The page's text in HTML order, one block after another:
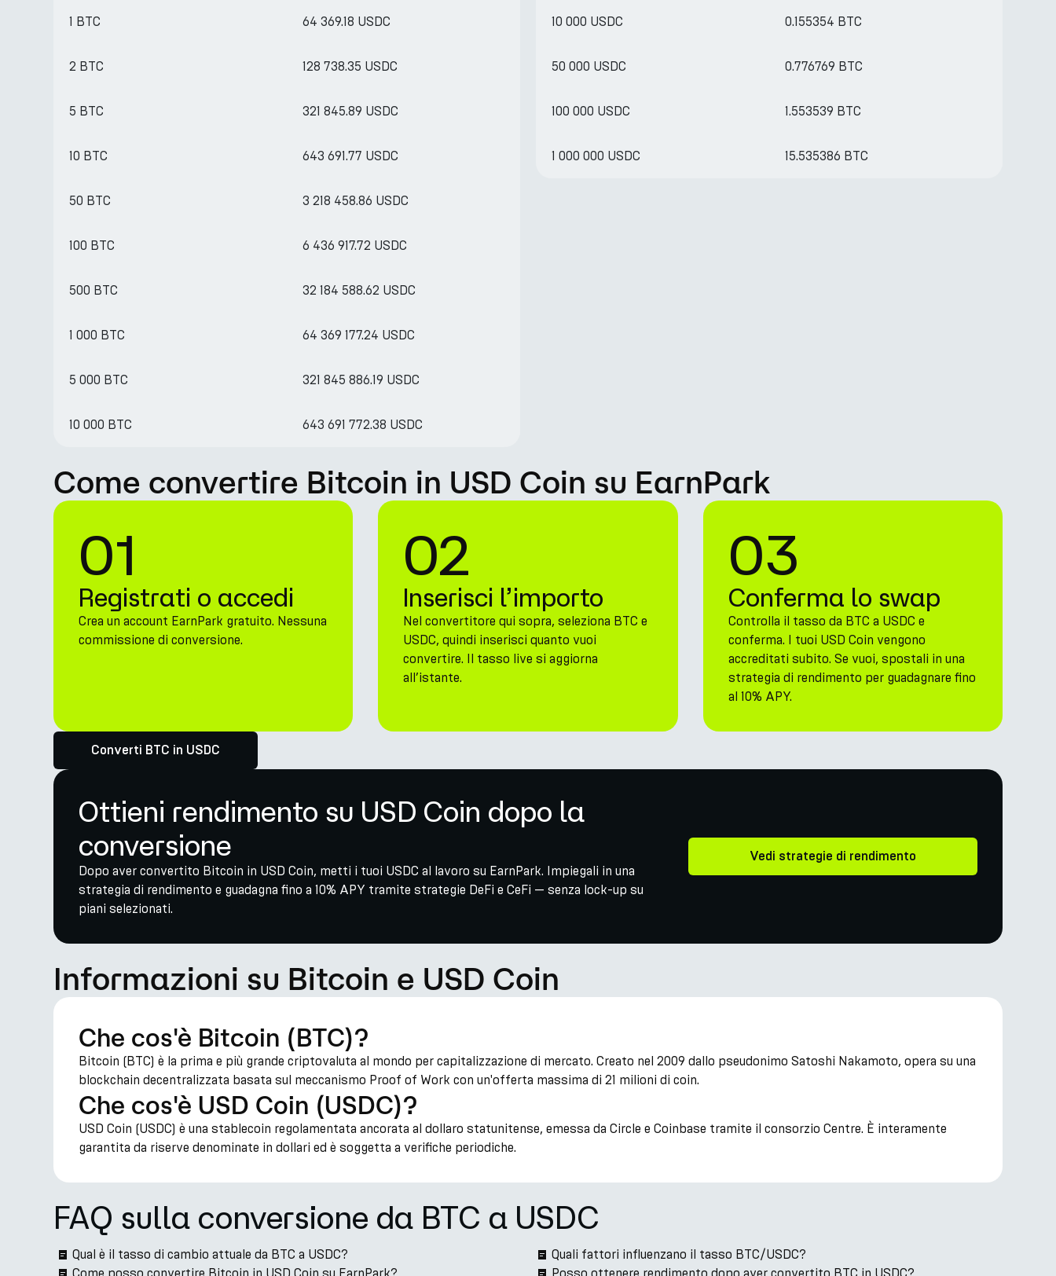
1 BTC 64 369.18 USDC
2 BTC 128 738.35 USDC
5 BTC 321 845.89 USDC
10 BTC 643 691.77 USDC
50 BTC 3 218 458.86 USDC
100 BTC 6 436 917.72 USDC
500 BTC 32 184 588.62 USDC
1 000 BTC 64 369 177.24 USDC
5 000 BTC 321 845 886.19 USDC
10 000 BTC 643 691 772.38 USDC
10 000 USDC 0.155354 BTC
50 000 USDC 0.776769 BTC
100 000 USDC 1.553539 BTC
1 000 000 USDC 15.535386 BTC
Come convertire Bitcoin in USD Coin su EarnPark
01
Registrati o accedi
Crea un account EarnPark gratuito. Nessuna
commissione di conversione.
02
Inserisci l’importo
Nel convertitore qui sopra, seleziona BTC e
USDC, quindi inserisci quanto vuoi
convertire. Il tasso live si aggiorna
all’istante.
03
Conferma lo swap
Controlla il tasso da BTC a USDC e
conferma. I tuoi USD Coin vengono
accreditati subito. Se vuoi, spostali in una
strategia di rendimento per guadagnare fino
al 10% APY.
Converti BTC in USDC
Ottieni rendimento su USD Coin dopo la
conversione
Dopo aver convertito Bitcoin in USD Coin, metti i tuoi USDC al lavoro su EarnPark. Impiegali in una
strategia di rendimento e guadagna fino a 10% APY tramite strategie DeFi e CeFi — senza lock-up su
piani selezionati.
Vedi strategie di rendimento
Informazioni su Bitcoin e USD Coin
Che cos'è Bitcoin (BTC)?
Bitcoin (BTC) è la prima e più grande criptovaluta al mondo per capitalizzazione di mercato. Creato nel 2009 dallo pseudonimo Satoshi Nakamoto, opera su una
blockchain decentralizzata basata sul meccanismo Proof of Work con un'offerta massima di 21 milioni di coin.
Che cos'è USD Coin (USDC)?
USD Coin (USDC) è una stablecoin regolamentata ancorata al dollaro statunitense, emessa da Circle e Coinbase tramite il consorzio Centre. È interamente
garantita da riserve denominate in dollari ed è soggetta a verifiche periodiche.
FAQ sulla conversione da BTC a USDC
Qual è il tasso di cambio attuale da BTC a USDC?
Quali fattori influenzano il tasso BTC/USDC?